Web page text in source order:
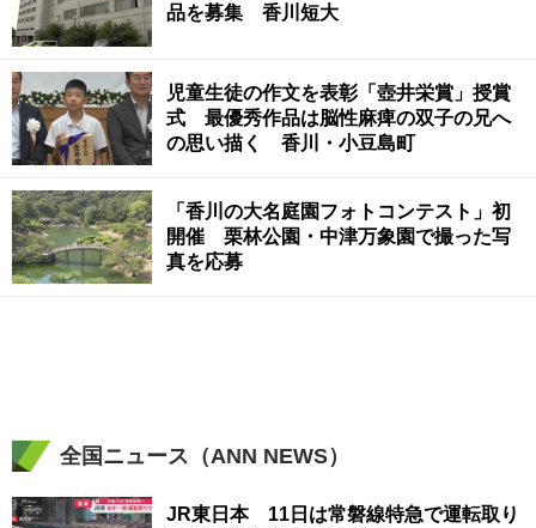
品を募集 香川短大
児童生徒の作文を表彰「壺井栄賞」授賞
式 最優秀作品は脳性麻痺の双子の兄へ
の思い描く 香川・小豆島町
「香川の大名庭園フォトコンテスト」初
開催 栗林公園・中津万象園で撮った写
真を応募
全国ニュース（ANN NEWS）
JR東日本 11日は常磐線特急で運転取り